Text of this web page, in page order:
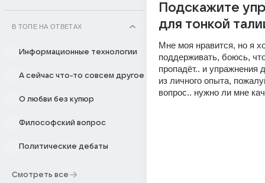
В ТОПЕ НА ОТВЕТАХ
Информационные технологии
А сейчас что-то совсем другое
О любви без купюр
Философский вопрос
Политические дебаты
Смотреть все
Подскажите
для тонкой
Мне моя нравится, но я
поддерживать, боюсь,
пропадёт.. и упражнения
из личного опыта,
вопрос.. нужно ли мне